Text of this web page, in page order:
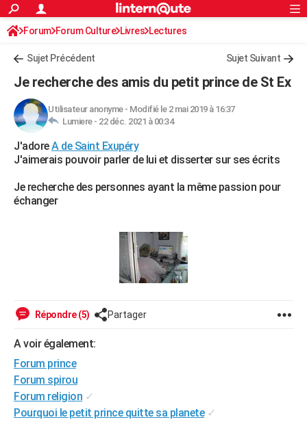
ACTUALITÉS
Politique
Société
Faits Divers
Education
Monde
Villes
+
FINANCE
Retraite
Impôts
Epargne
Immobilier
Risques naturels par ville
Banque
Assurance
Crédit
AUTO
Essais
Réserver un essai
Citadines
Berlines
SUV
Forum auto
+HIGH-TECH
BRICOLAGE
Forum
Aménagement intérieur
Extérieur
Cuisine
Salle de bains
Jardinage
Rangement
Destinations
City break
Voyage nature
Voyage de noces
Forum
Climat
PHOTO
GUIDES D'ACHAT
BONS PLANS
CARTE DE VOEUX
S'inscrire
Connexion
Forum Forum Culture Livres Lectures
Sujet Précédent Sujet Suivant
Je recherche des amis du petit prince de St Ex
Utilisateur anonyme- Modifié le 2 mai 2019 à 16:37
Lumiere - 22 déc. 2021 à 00:34
J'adoreA de Saint Exupéry
J'aimerais pouvoir parler de lui et disserter sur ses écrits
Je recherche des personnes ayant la même passion pour
échanger
Répondre (5) Partager
A voir également:
Forum prince
Forum spirou
Forum religion ✓
Pourquoi le petit prince quitte sa planete ✓